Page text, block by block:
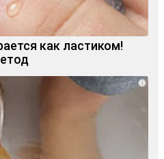
как ластиком!
i